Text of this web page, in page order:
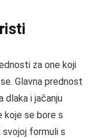
za one koji
Glavna prednost
dlaka i jačanju
koje se bore s
svojoj formuli s